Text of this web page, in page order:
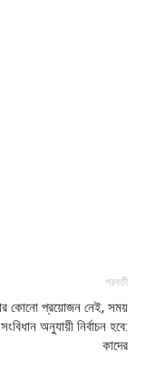
পরবর্তী
কোনো প্রয়োজন নেই, সময়
অনুযায়ী নির্বাচন হবে:
কাদের